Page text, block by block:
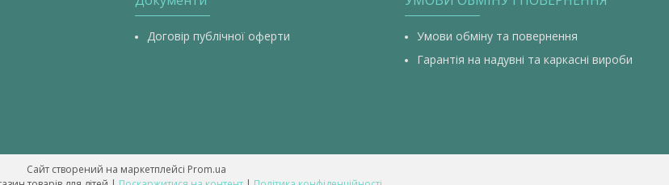
Договір публічної оферти
Умови обміну та повернення
Гарантія на надувні та каркасні вироби
Сайт створений на маркетплейсі Prom.ua